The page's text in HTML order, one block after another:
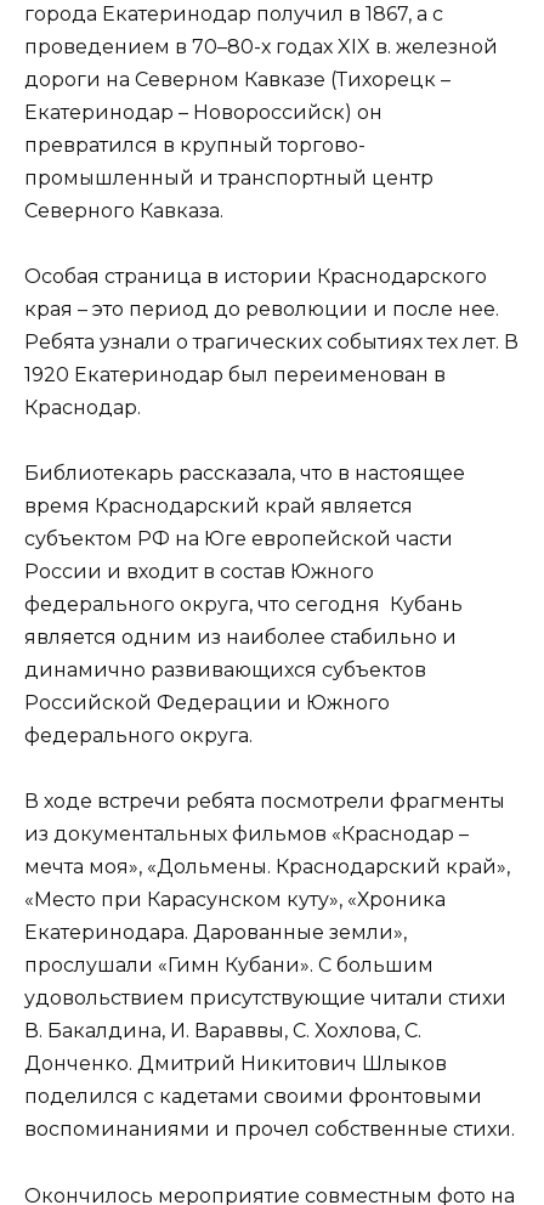
города Екатеринодар получил в 1867, а с
проведением в 70–80-х годах XIX в. железной
дороги на Северном Кавказе (Тихорецк –
Екатеринодар – Новороссийск) он
превратился в крупный торгово-
промышленный и транспортный центр
Северного Кавказа.
Особая страница в истории Краснодарского
края – это период до революции и после нее.
Ребята узнали о трагических событиях тех лет. В
1920 Екатеринодар был переименован в
Краснодар.
Библиотекарь рассказала, что в настоящее
время Краснодарский край является
субъектом РФ на Юге европейской части
России и входит в состав Южного
федерального округа, что сегодня Кубань
является одним из наиболее стабильно и
динамично развивающихся субъектов
Российской Федерации и Южного
федерального округа.
В ходе встречи ребята посмотрели фрагменты
из документальных фильмов «Краснодар –
мечта моя», «Дольмены. Краснодарский край»,
«Место при Карасунском куту», «Хроника
Екатеринодара. Дарованные земли»,
прослушали «Гимн Кубани». С большим
удовольствием присутствующие читали стихи
В. Бакалдина, И. Вараввы, С. Хохлова, С.
Донченко. Дмитрий Никитович Шлыков
поделился с кадетами своими фронтовыми
воспоминаниями и прочел собственные стихи.
Окончилось мероприятие совместным фото на